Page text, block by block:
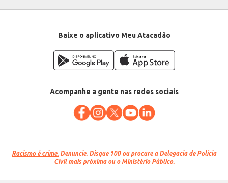
Baixe o aplicativo Meu Atacadão
Acompanhe a gente nas redes sociais
Racismo é crime. Denuncie. Disque 100 ou procure a Delegacia de Polícia
Civil mais próxima ou o Ministério Público.